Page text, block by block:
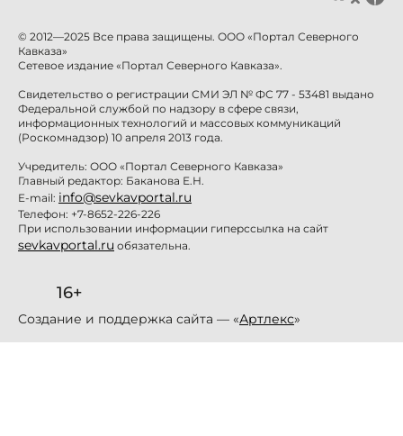
© 2012—2025 Все права защищены. ООО «Портал Северного
Кавказа»
Сетевое издание «Портал Северного Кавказа».
Свидетельство о регистрации СМИ ЭЛ № ФС 77 - 53481 выдано
Федеральной службой по надзору в сфере связи,
информационных технологий и массовых коммуникаций
(Роскомнадзор) 10 апреля 2013 года.
Учредитель: ООО «Портал Северного Кавказа»
Главный редактор: Баканова Е.Н.
E-mail: info@sevkavportal.ru
Телефон: +7-8652-226-226
При использовании информации гиперссылка на сайт
sevkavportal.ru обязательна.
16+
Создание и поддержка сайта — «Артлекс»